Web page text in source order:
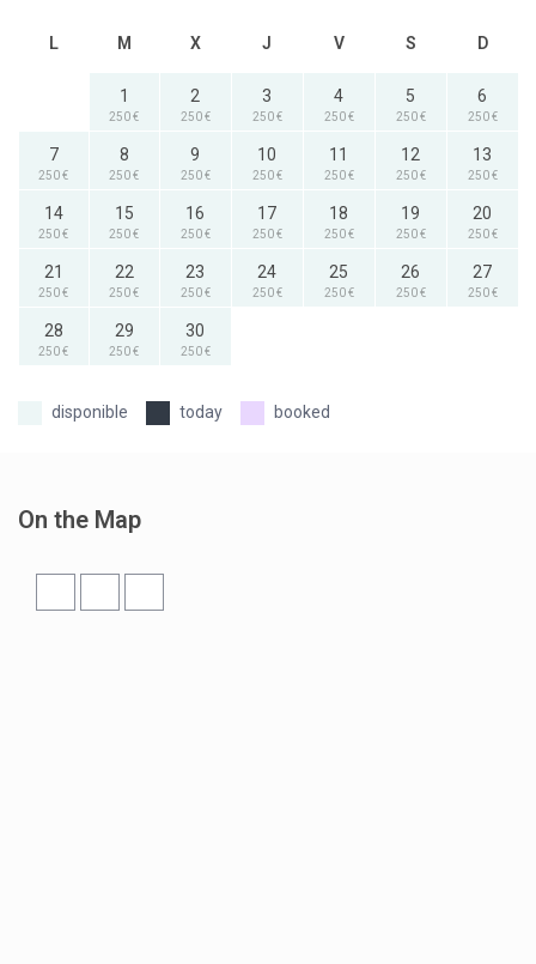
L M X J V S D
1
250 €
2
250 €
3
250 €
4
250 €
5
250 €
6
250 €
7
250 €
8
250 €
9
250 €
10
250 €
11
250 €
12
250 €
13
250 €
14
250 €
15
250 €
16
250 €
17
250 €
18
250 €
19
250 €
20
250 €
21
250 €
22
250 €
23
250 €
24
250 €
25
250 €
26
250 €
27
250 €
28
250 €
29
250 €
30
250 €
today booked
On the Map